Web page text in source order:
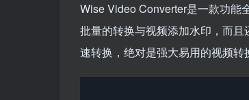
Wise Video Converter是一款功能
批量的转换与视频添加水印，而
速转换，绝对是强大易用的视频转